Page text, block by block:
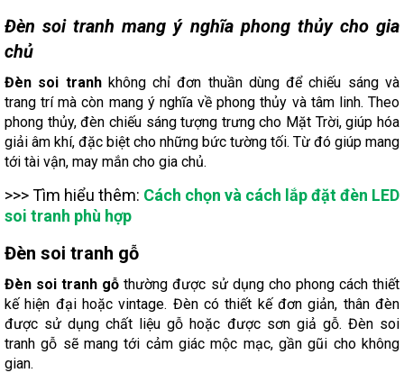
Đèn soi tranh mang ý nghĩa phong thủy cho gia
chủ
Đèn soi tranhkhông chỉ đơn thuần dùng để chiếu sáng và
trang trí mà còn mang ý nghĩa về phong thủy và tâm linh. Theo
phong thủy, đèn chiếu sáng tượng trưng cho Mặt Trời, giúp hóa
giải âm khí, đặc biệt cho những bức tường tối. Từ đó giúp mang
tới tài vận, may mắn cho gia chủ.
>>> Tìm hiểu thêm: Cách chọn và cách lắp đặt đèn LED
soi tranh phù hợp
Đèn soi tranh gỗ
Đèn soi tranh gỗ thường được sử dụng cho phong cách thiết
kế hiện đại hoặc vintage. Đèn có thiết kế đơn giản, thân đèn
được sử dụng chất liệu gỗ hoặc được sơn giả gỗ. Đèn soi
tranh gỗ sẽ mang tới cảm giác mộc mạc, gần gũi cho không
gian.